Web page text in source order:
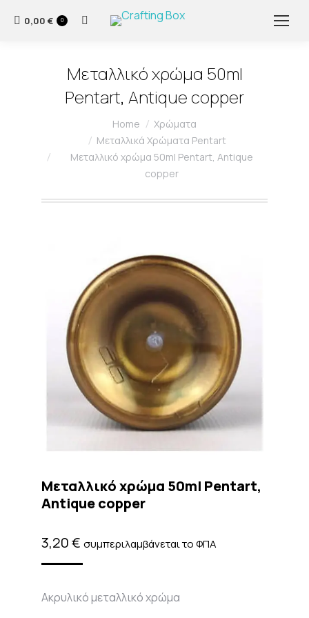
0,00 € 0 Search:
Μεταλλικό χρώμα 50ml
Pentart, Antique copper
Home
Χρώματα
Μεταλλικά Χρώματα Pentart
Μεταλλικό χρώμα 50ml Pentart, Antique
copper
Μεταλλικό χρώμα 50ml Pentart,
Antique copper
3,20€ συμπεριλαμβάνεται το ΦΠΑ
Ακρυλικό μεταλλικό χρώμα